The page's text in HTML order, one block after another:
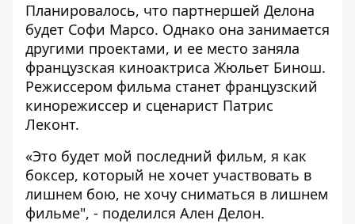
Планировалось, что партнершей Делона
будет Софи Марсо. Однако она занимается
другими проектами, и ее место заняла
французская киноактриса Жюльет Бинош.
Режиссером фильма станет французский
кинорежиссер и сценарист Патрис
Леконт.
«Это будет мой последний фильм, я как
боксер, который не хочет участвовать в
лишнем бою, не хочу сниматься в лишнем
фильме", - поделился Ален Делон.